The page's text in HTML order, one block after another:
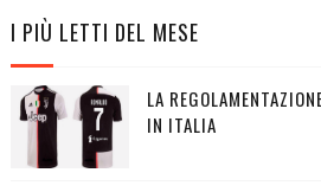
I PIÙ LETTI DEL MESE
LA
IN ITALIA